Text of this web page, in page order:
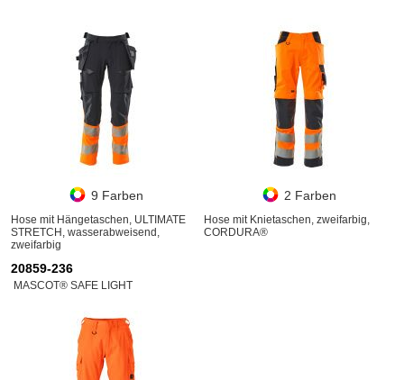
9 Farben
Hose mit Hängetaschen, ULTIMATE
STRETCH, wasserabweisend,
zweifarbig
2 Farben
Hose mit Knietaschen, zweifarbig,
CORDURA®
20859-236
MASCOT® SAFE LIGHT